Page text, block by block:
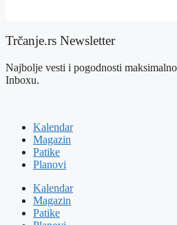
Trčanje.rs Newsletter
Najbolje vesti i pogodnosti
Inboxu.
Kalendar
Magazin
Patike
Planovi
Kalendar
Magazin
Patike